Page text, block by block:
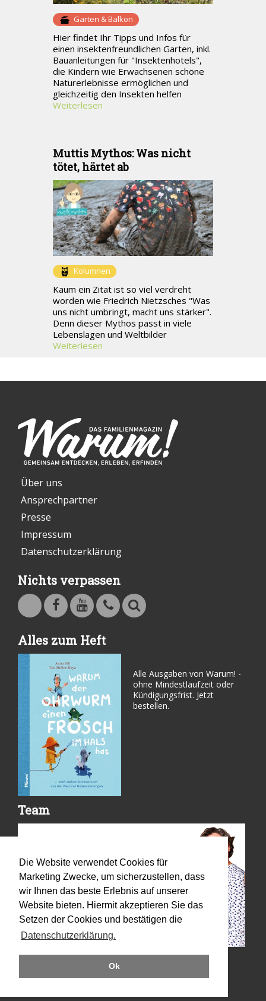
Die Website verwendet Cookies für
Marketing Zwecke, um sicherzustellen, dass
wir Ihnen das beste Erlebnis auf unserer
Website bieten. Hiermit akzeptieren Sie das
Setzen der Cookies und bestätigen die
Datenschutzerklärung.
Ok
Garten & Balkon
Hier findet Ihr Tipps und Infos für
einen insektenfreundlichen Garten, inkl.
Bauanleitungen für "Insektenhotels",
die Kindern wie Erwachsenen schöne
Naturerlebnisse ermöglichen und
gleichzeitig den Insekten helfen
Weiterlesen
Muttis Mythos: Was nicht
tötet, härtet ab
Kolumnen
Kaum ein Zitat ist so viel verdreht
worden wie Friedrich Nietzsches "Was
uns nicht umbringt, macht uns stärker".
Denn dieser Mythos passt in viele
Lebenslagen und Weltbilder
Weiterlesen
Über uns
Ansprechpartner
Presse
Impressum
Datenschutzerklärung
Nichts verpassen
Alles zum Heft
Alle Ausgaben von Warum! -
ohne Mindestlaufzeit oder
Kündigungsfrist. Jetzt
bestellen.
Team